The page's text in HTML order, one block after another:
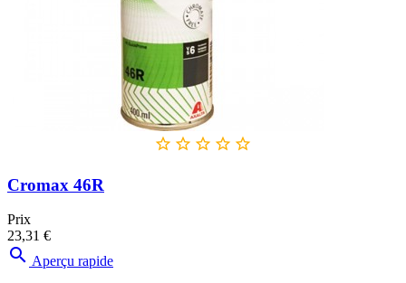
    
Cromax 46R
Prix
23,31 €
 Aperçu rapide